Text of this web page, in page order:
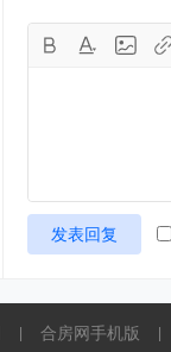
发表回复
合房网手机版